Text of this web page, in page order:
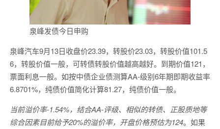
泉峰发债今日申购
泉峰汽车9月13日收盘价23.39，转股价23.03，转股价值101.5
6，转股价值一般，可转债转股价值越高越好。到期价值121，
票面利息一般。如按中债企业债测算AA-级别6年期即期收益率
6.8701%，纯债价值简化计算81.27，纯债价值一般。
当前溢价率-1.54%，结合AA-评级、相似的转债、正股质地等
综合因素目前给予20%的溢价率，开盘价格预估为124。如果